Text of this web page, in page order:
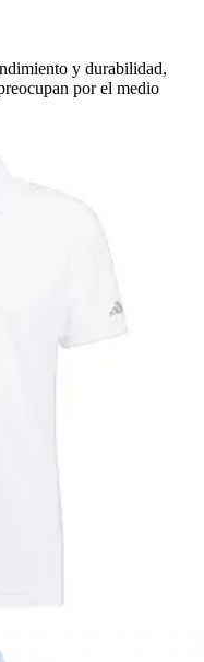
y durabilidad,
por el medio